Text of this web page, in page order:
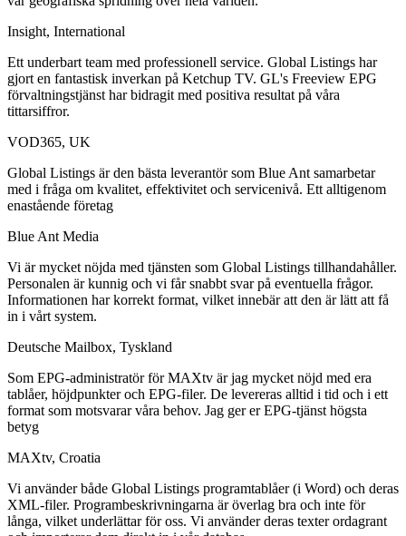
Insight, International
Ett underbart team med professionell service. Global Listings har
gjort en fantastisk inverkan på Ketchup TV. GL's Freeview EPG
förvaltningstjänst har bidragit med positiva resultat på våra
tittarsiffror.
VOD365, UK
Global Listings är den bästa leverantör som Blue Ant samarbetar
med i fråga om kvalitet, effektivitet och servicenivå. Ett alltigenom
enastående företag
Blue Ant Media
Vi är mycket nöjda med tjänsten som Global Listings tillhandahåller.
Personalen är kunnig och vi får snabbt svar på eventuella frågor.
Informationen har korrekt format, vilket innebär att den är lätt att få
in i vårt system.
Deutsche Mailbox, Tyskland
Som EPG-administratör för MAXtv är jag mycket nöjd med era
tablåer, höjdpunkter och EPG-filer. De levereras alltid i tid och i ett
format som motsvarar våra behov. Jag ger er EPG-tjänst högsta
betyg
MAXtv, Croatia
Vi använder både Global Listings programtablåer (i Word) och deras
XML-filer. Programbeskrivningarna är överlag bra och inte för
långa, vilket underlättar för oss. Vi använder deras texter ordagrant